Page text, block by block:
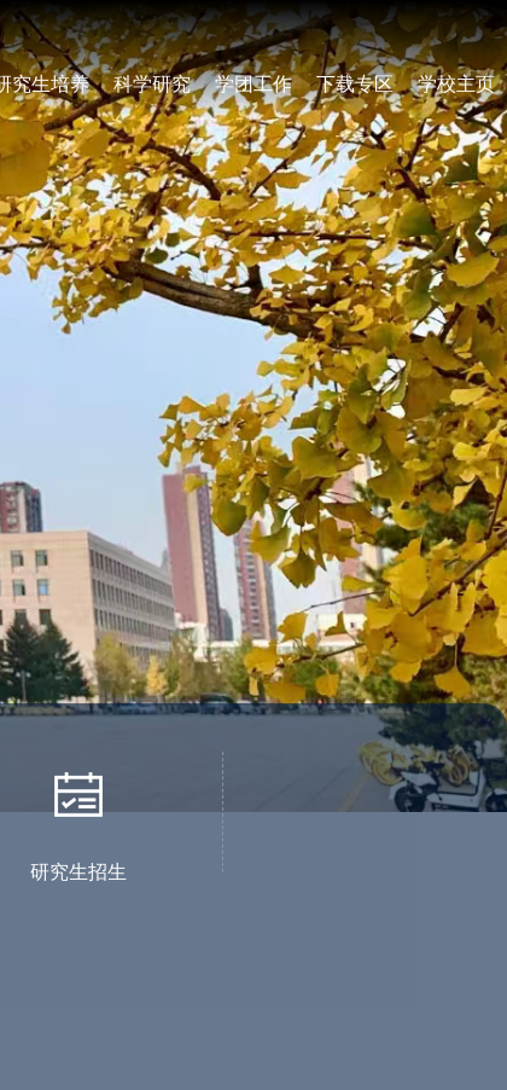
究生培养 科学研究 学团工作 下载专区 学校主页
研究生招生